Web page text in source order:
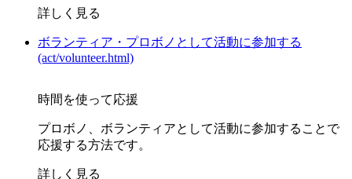
詳しく見る
ボランティア・プロボノとして活動に参加する
(act/volunteer.html)
時間を使って応援
プロボノ、ボランティアとして活動に参加することで
応援する方法です。
詳しく見る